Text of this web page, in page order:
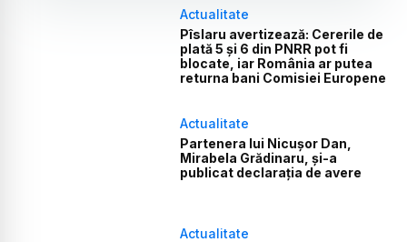
Actualitate
Pîslaru avertizează: Cererile de
plată 5 și 6 din PNRR pot fi
blocate, iar România ar putea
returna bani Comisiei Europene
Actualitate
Partenera lui Nicușor Dan,
Mirabela Grădinaru, și-a
publicat declarația de avere
Actualitate